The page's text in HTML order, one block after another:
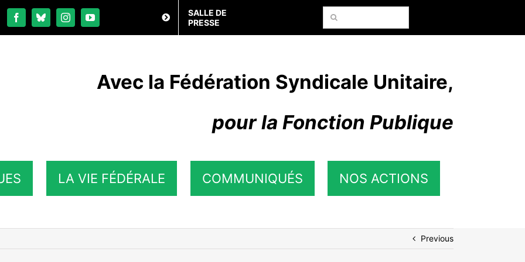
SALLE DE
PRESSE
Rechercher:
Avec la Fédération Syndicale Unitaire,
pour la Fonction Publique
LA VIE FÉDÉRALE COMMUNIQUÉS NOS ACTIONS
Previous